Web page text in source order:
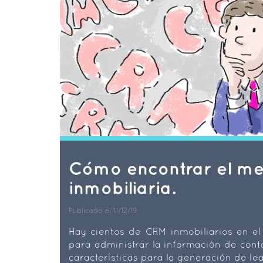
Cómo encontrar el
inmobiliaria.
Publicado el 11/12/19
Hay cientos de CRM inmobiliarios en
para administrar la información de
características para la generación de